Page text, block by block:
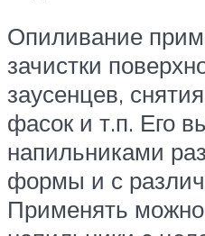
Опиливание
зачистки
заусенцев,
фасок и т.п. Его
напильниками
формы и с
Применять можно